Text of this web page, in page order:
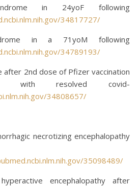
in 24yoF following
34817727/
in a 71yoM following
34789193/
after 2nd dose of Pfizer vaccination
resolved covid-
34808657/
necrotizing encephalopathy
35098489/
encephalopathy after